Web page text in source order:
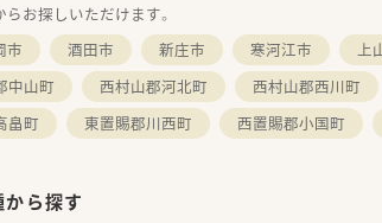
お探しいただけます。
市 酒田市 新庄市 寒河江市 上
中山町 西村山郡河北町 西村山郡西川町
畠町 東置賜郡川西町 西置賜郡小国町
ら探す